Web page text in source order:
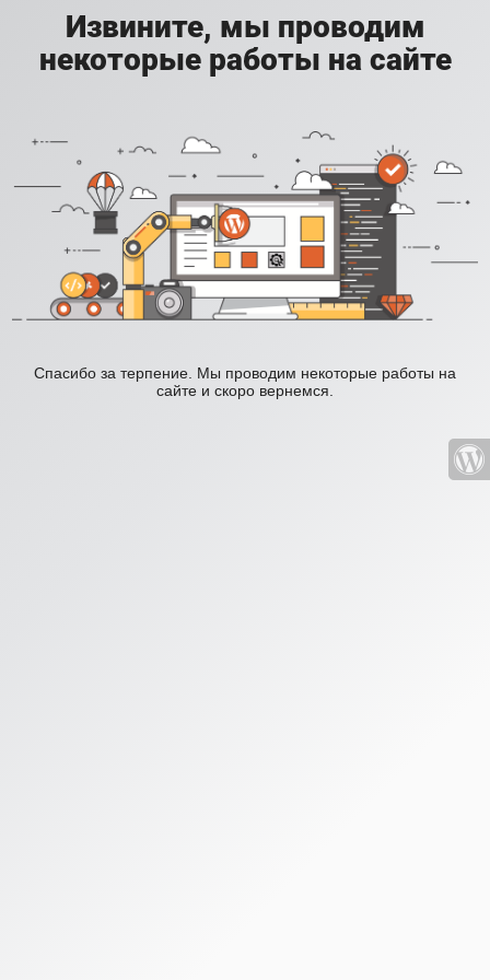
Извините, мы проводим
некоторые работы на сайте
Спасибо за терпение. Мы проводим некоторые работы на
сайте и скоро вернемся.